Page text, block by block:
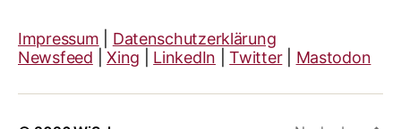
Impressum
Datenschutzerklärung
Newsfeed |Xing LinkedIn |Twitter Mastodon